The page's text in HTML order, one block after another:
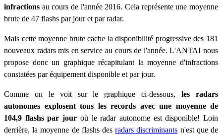
infractions au cours de l'année 2016. Cela représente une moyenne
brute de 47 flashs par jour et par radar.
Mais cette moyenne brute cache la disponibilité progressive des 181
nouveaux radars mis en service au cours de l'année. L'ANTAI nous
propose donc un graphique récapitulant la moyenne d'infractions
constatées par équipement disponible et par jour.
Comme on le voit sur le graphique ci-dessous,les radars
autonomes explosent tous les records avec une moyenne de
104,9 flashs par jour où le radar autonome est disponible! Loin
derrière, la moyenne de flashs desradars discriminants n'est que de